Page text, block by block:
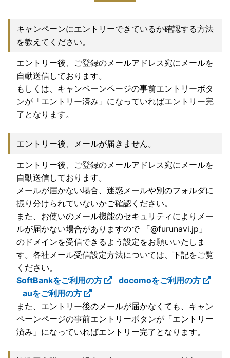
キャンペーンにエントリーできているか確認する方法
を教えてください。
エントリー後、ご登録のメールアドレス宛にメールを
自動送信しております。
もしくは、キャンペーンページの事前エントリーボタ
ンが「エントリー済み」になっていればエントリー完
了となります。
エントリー後、メールが届きません。
エントリー後、ご登録のメールアドレス宛にメールを
自動送信しております。
メールが届かない場合、迷惑メールや別のフォルダに
振り分けられていないかご確認ください。
また、お使いのメール機能のセキュリティによりメー
ルが届かない場合がありますので 「@furunavi.jp」
のドメインを受信できるよう設定をお願いいたしま
す。各社メール受信設定方法については、下記をご覧
ください。
SoftBankをご利用の方
docomoをご利用の方
auをご利用の方
また、エントリー後のメールが届かなくても、キャン
ペーンページの事前エントリーボタンが「エントリー
済み」になっていればエントリー完了となります。